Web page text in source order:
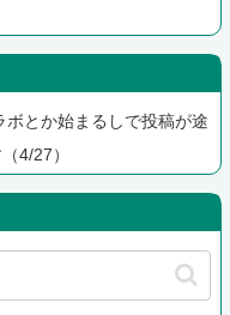
とか始まるしで投稿が途
4/27）